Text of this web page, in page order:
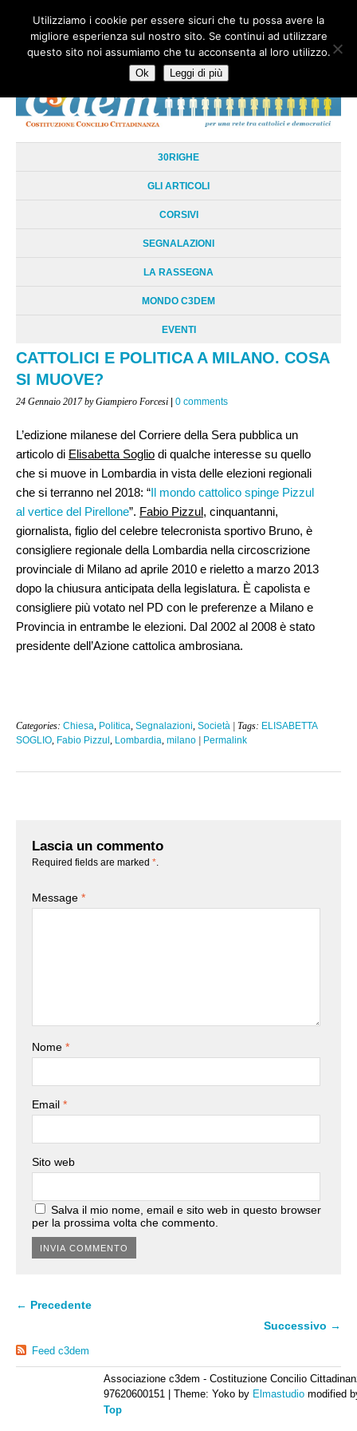
HOME CHI SIAMO LA RETE LE RADICI DOCUMENTAZIONE
AREE TEMATICHE
30RIGHE
GLI ARTICOLI
CORSIVI
SEGNALAZIONI
LA RASSEGNA
MONDO C3DEM
EVENTI
CATTOLICI E POLITICA A MILANO. COSA
SI MUOVE?
24 Gennaio 2017 by Giampiero Forcesi | 0 comments
L’edizione milanese del Corriere della Sera pubblica un
articolo di Elisabetta Soglio di qualche interesse su quello
che si muove in Lombardia in vista delle elezioni regionali
che si terranno nel 2018: “Il mondo cattolico spinge Pizzul
al vertice del Pirellone”. Fabio Pizzul, cinquantanni,
giornalista, figlio del celebre telecronista sportivo Bruno, è
consigliere regionale della Lombardia nella circoscrizione
provinciale di Milano ad aprile 2010 e rieletto a marzo 2013
dopo la chiusura anticipata della legislatura. È capolista e
consigliere più votato nel PD con le preferenze a Milano e
Provincia in entrambe le elezioni. Dal 2002 al 2008 è stato
presidente dell’Azione cattolica ambrosiana.
Categories: Chiesa Politica Segnalazioni Società | Tags: ELISABETTA
SOGLIO Fabio Pizzul Lombardia milano | Permalink
Lascia un commento
Required fields are marked *
Message *
Nome *
Email *
Sito web
Salva il mio nome, email e sito web in questo browser
per la prossima volta che commento.
← Precedente
Successivo →
Feed c3dem
Associazione c3dem - Costituzione Concilio
97620600151
Theme: Yoko by Elmastudio modified
Top
Utilizziamo i cookie per essere sicuri che tu possa avere la
migliore esperienza sul nostro sito. Se continui ad utilizzare
questo sito noi assumiamo che tu acconsenta al loro utilizzo.
Ok Leggi di più